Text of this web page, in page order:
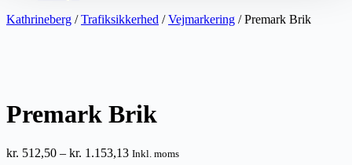
Kathrineberg /Trafiksikkerhed /Vejmarkering / Premark Brik
Premark Brik
kr. 512,50 – kr. 1.153,13Prisinterval:
Inkl. moms